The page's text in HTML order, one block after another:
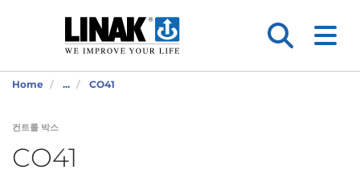
Home ... CO41
컨트롤 박스
CO41